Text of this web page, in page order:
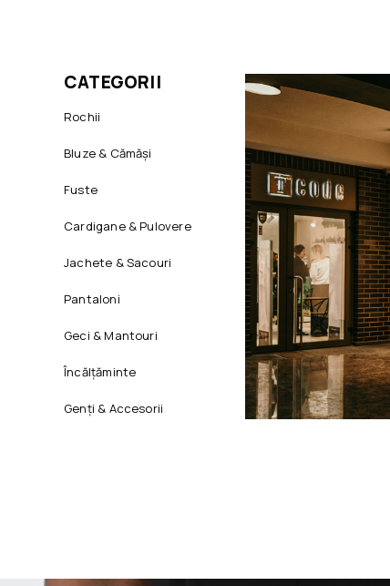
CATEGORII
Rochii
Bluze & Cămăși
Fuste
Cardigane & Pulovere
Jachete & Sacouri
Pantaloni
Geci & Mantouri
Încălțăminte
Genți & Accesorii